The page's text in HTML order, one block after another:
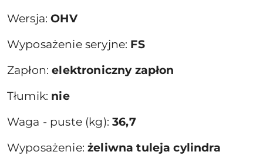
Wersja:OHV
Wyposażenie seryjne: FS
Zapłon:elektroniczny zapłon
Tłumik: nie
Waga - puste (kg):36,7
Wyposażenie:żeliwna tuleja cylindra